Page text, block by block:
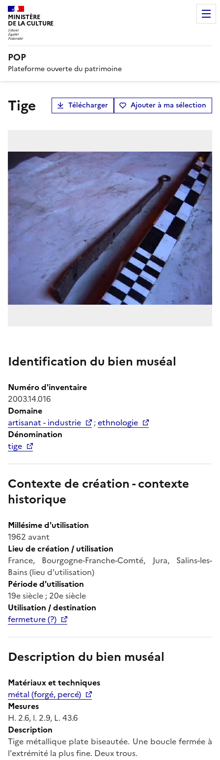
MINISTÈRE
DE LA CULTURE
POP
Plateforme ouverte du patrimoine
tige Télécharger Ajouter à ma sélection
Identification du bien muséal
Numéro d'inventaire
2003.14.016
Domaine
artisanat - industrie
;ethnologie
Dénomination
tige
Contexte de création - contexte
historique
Millésime d'utilisation
1962 avant
Lieu de création / utilisation
France, Bourgogne-Franche-Comté, Jura, Salins-les-
Bains (lieu d'utilisation)
Période d'utilisation
19e siècle ; 20e siècle
Utilisation / destination
fermeture (?)
Description du bien muséal
Matériaux et techniques
métal (forgé, percé)
Mesures
H. 2.6, l. 2.9, L. 43.6
Description
Tige métallique plate biseautée. Une boucle fermée à
l'extrémité la plus fine. Deux trous.